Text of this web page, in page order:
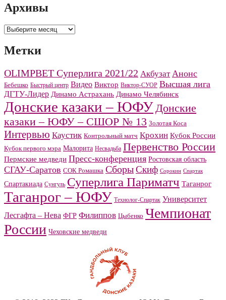
Архивы
Архивы
Метки
OLIMPBET Суперлига 2021/22 Акбузат Анонс
Бебешко Быстрый центр Видео Виктор Виктор-СУОР Высшая лига
ДГТУ-Лидер Динамо Астрахань Динамо Челябинск
Донские казаки – ЮФУДонские
казаки – ЮФУ – СШОР № 13 Золотая Коса
Интервью Каустик Контрольный матч Крохин Кубок России
Кубок первого мэра Малорита Несвадьба Первенство России
Пермские медведи Пресс-конференция Ростовская область
СГАУ-Саратов СОК Ромашка СборыСкиф Сорокин Спартак
Спартакиада Сунгуль Суперлига Париматч Таганрог
Таганрог – ЮФУ Технолог-Спартак Университет
Лесгафта – Нева ФГР Филиппов Цыбенко Чемпионат
России Чеховские медведи